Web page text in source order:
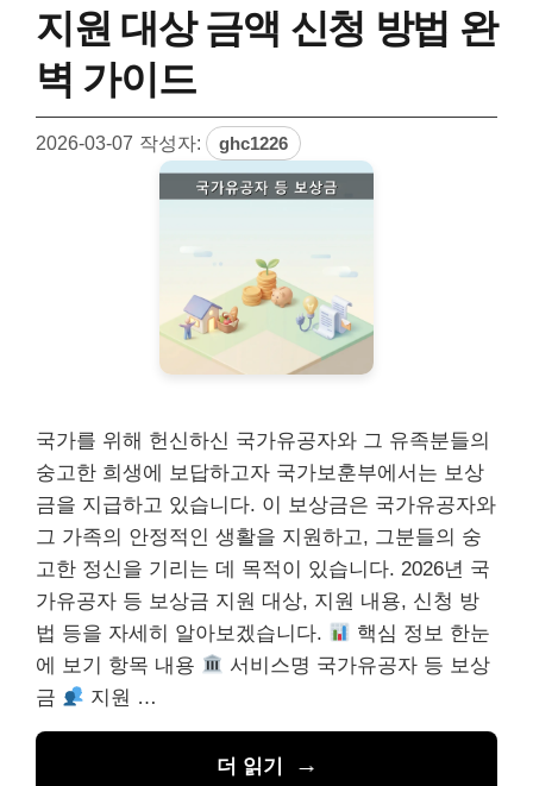
지원 대상 금액 신청 방법 완
벽 가이드
2026-03-07 작성자: ghc1226
국가를 위해 헌신하신 국가유공자와 그 유족분들의
숭고한 희생에 보답하고자 국가보훈부에서는 보상
금을 지급하고 있습니다. 이 보상금은 국가유공자와
그 가족의 안정적인 생활을 지원하고, 그분들의 숭
고한 정신을 기리는 데 목적이 있습니다. 2026년 국
가유공자 등 보상금 지원 대상, 지원 내용, 신청 방
법 등을 자세히 알아보겠습니다.
핵심 정보 한눈
에 보기 항목 내용
서비스명 국가유공자 등 보상
금
지원 …
더 읽기